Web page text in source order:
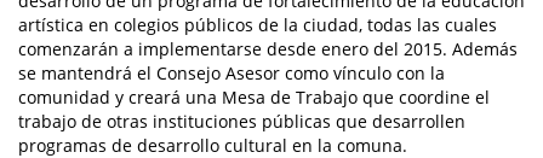
artística en colegios públicos de la ciudad, todas las cuales
comenzarán a implementarse desde enero del 2015. Además
se mantendrá el Consejo Asesor como vínculo con la
comunidad y creará una Mesa de Trabajo que coordine el
trabajo de otras instituciones públicas que desarrollen
programas de desarrollo cultural en la comuna.